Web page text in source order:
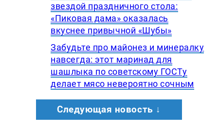
звездой праздничного стола:
«Пиковая дама» оказалась
вкуснее привычной «Шубы»
Забудьте про майонез и минералку
навсегда: этот маринад для
шашлыка по советскому ГОСТу
делает мясо невероятно сочным
Следующая новость ↓